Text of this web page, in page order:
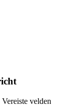
Vereiste velden